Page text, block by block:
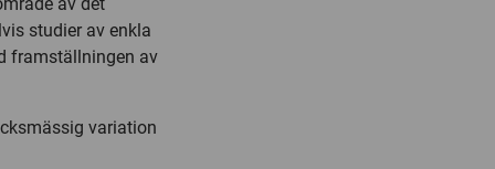
studier av enkla
framställningen av
variation